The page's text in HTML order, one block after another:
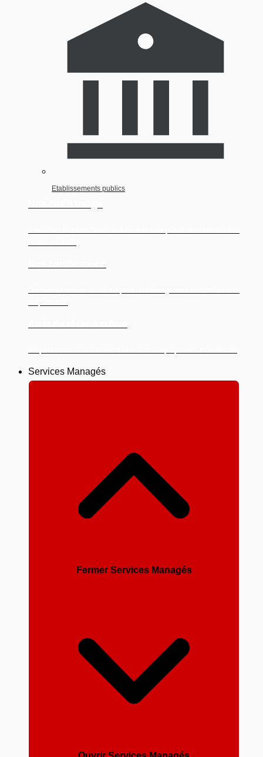
Etablissements publics
Services Managés
Fermer Services Managés